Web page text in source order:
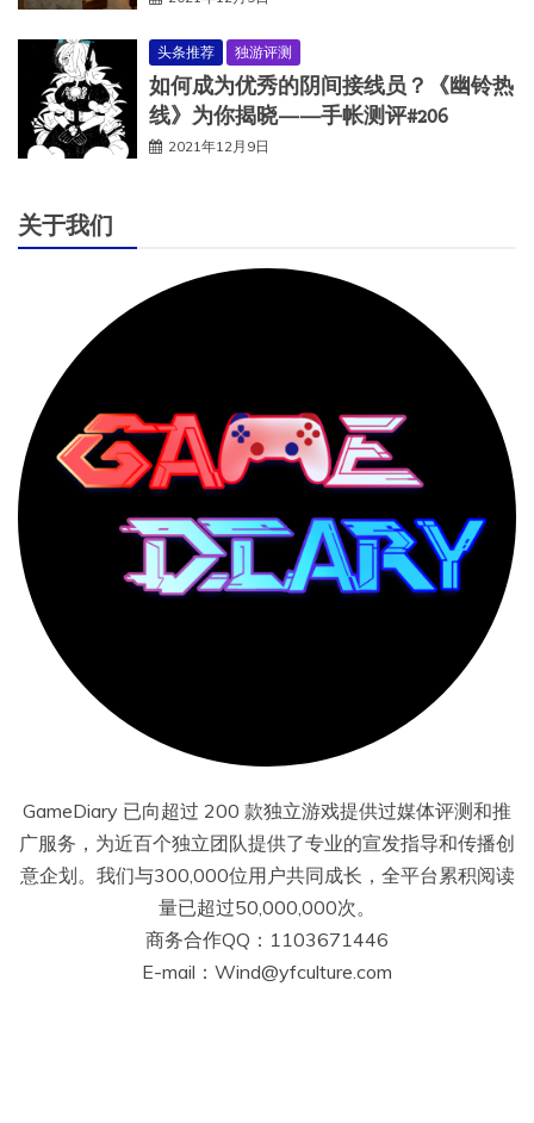
头条推荐 独游评测
如何成为优秀的阴间接线员？《幽铃热
线》为你揭晓——手帐测评#206
2021年12月9日
关于我们
GameDiary 已向超过 200 款独立游戏提供过媒体评测和推
广服务，为近百个独立团队提供了专业的宣发指导和传播创
意企划。我们与300,000位用户共同成长，全平台累积阅读
量已超过50,000,000次。
商务合作QQ：1103671446
E-mail：Wind@yfculture.com